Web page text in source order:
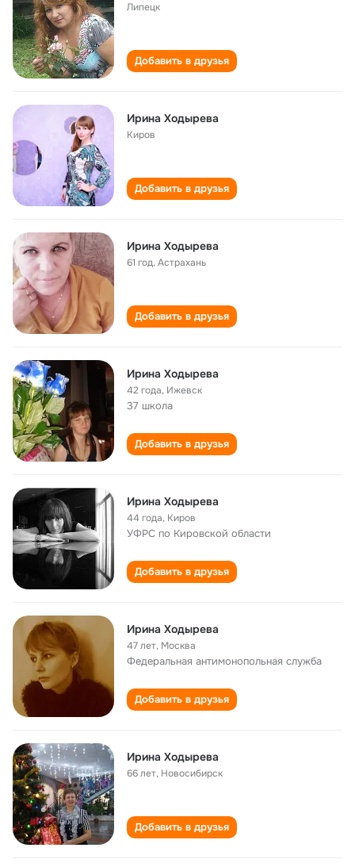
Липецк
Добавить в друзья
Ирина Ходырева
Киров
Добавить в друзья
Ирина Ходырева
61 год,Астрахань
Добавить в друзья
Ирина Ходырева
42 года, Ижевск
37 школа
Добавить в друзья
Ирина Ходырева
44 года, Киров
УФРС по Кировской области
Добавить в друзья
Ирина Ходырева
47 лет, Москва
Федеральная антимонопольная служба
Добавить в друзья
Ирина Ходырева
66 лет, Новосибирск
Добавить в друзья